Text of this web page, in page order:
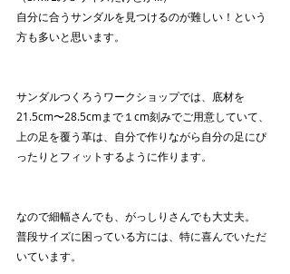
自分に合うサンダルを見つけるのが難しい！という
方も多いと思います。
サンダルつくろうワークショップでは、底材を
21.5cm〜28.5cmまで１cm刻みでご用意していて、
上の足を覆う革は、自分で作りながら自分の足にぴ
ったりとフィットするように作ります。
なので細幅さんでも、がっしりさんでも大丈夫。
普段サイズに困っている方には、特に喜んでいただ
いています。